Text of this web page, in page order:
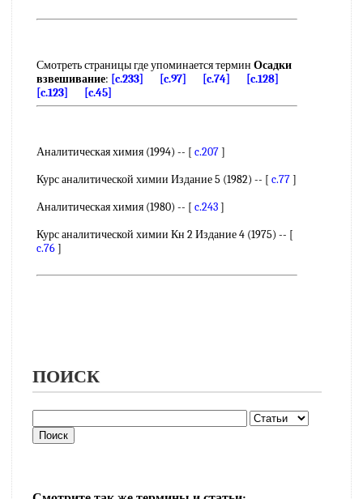
Смотреть страницы где упоминается термин Осадки
взвешивание: [c.233] [c.97] [c.74]
[c.128]
[c.123]
[c.45]
Аналитическая химия (1994) -- [ c.207]
Курс аналитической химии Издание 5 (1982) -- [ c.77]
Аналитическая химия (1980) -- [ c.243]
Курс аналитической химии Кн 2 Издание 4 (1975) -- [
c.76]
ПОИСК